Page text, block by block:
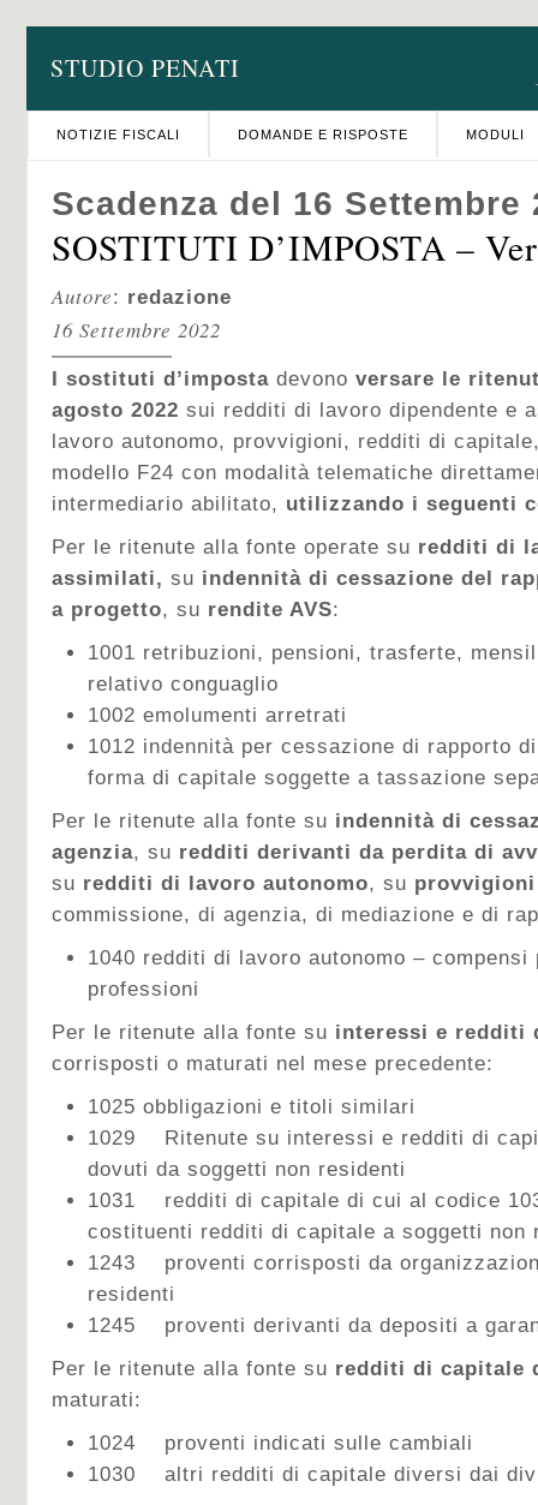
STUDIO PENATI
NOTIZIE FISCALI DOMANDE E RISPOSTE MODULI
Scadenza del 16 Settembre
SOSTITUTI D’IMPOSTA –
Autore: redazione
16 Settembre 2022
I sostituti d’imposta devono versare le
agosto 2022 sui redditi di lavoro dipendente e
lavoro autonomo, provvigioni, redditi di
modello F24 con modalità telematiche
intermediario abilitato, utilizzando i seguenti
Per le ritenute alla fonte operate su redditi di
assimilati, su indennità di cessazione del
a progetto, su rendite AVS:
1001 retribuzioni, pensioni, trasferte,
relativo conguaglio
1002 emolumenti arretrati
1012 indennità per cessazione di rapporto
forma di capitale soggette a tassazione
Per le ritenute alla fonte su indennità di
agenzia, su redditi derivanti da perdita di
su redditi di lavoro autonomo, su provvigioni
commissione, di agenzia, di mediazione e di
1040 redditi di lavoro autonomo –
professioni
Per le ritenute alla fonte su interessi e redditi
corrisposti o maturati nel mese precedente:
1025 obbligazioni e titoli similari
1029 Ritenute su interessi e redditi di
dovuti da soggetti non residenti
1031 redditi di capitale di cui al codice
costituenti redditi di capitale a soggetti non
1243 proventi corrisposti da
residenti
1245 proventi derivanti da depositi a
Per le ritenute alla fonte su redditi di capitale
maturati:
1024 proventi indicati sulle cambiali
1030 altri redditi di capitale diversi dai